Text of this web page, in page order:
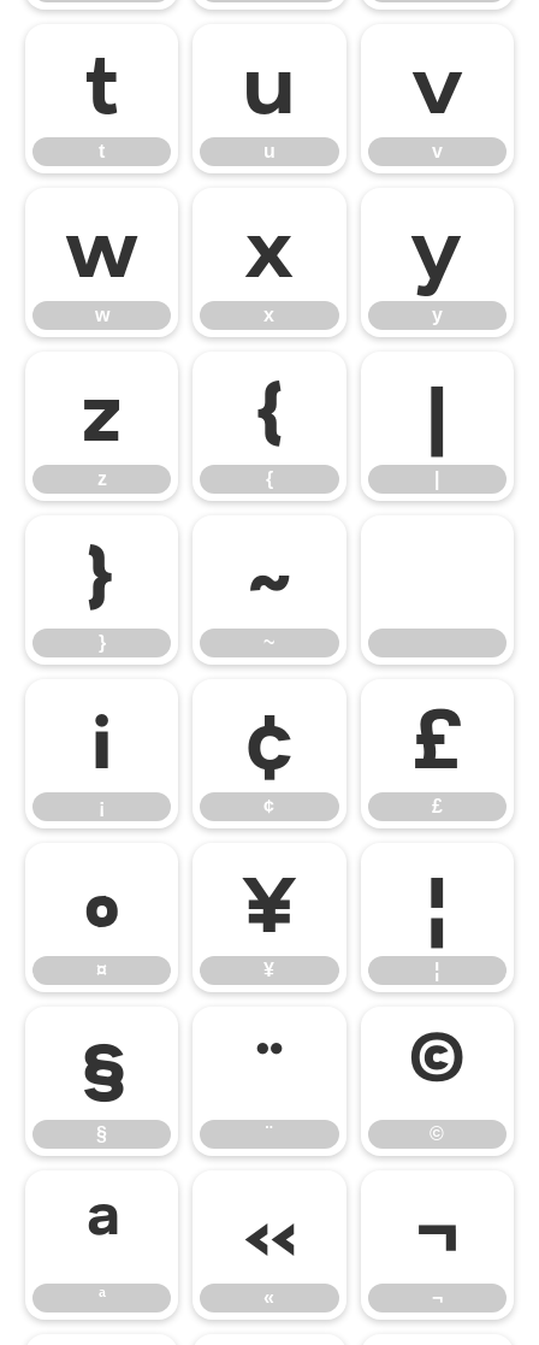
t
t
u
u
v
v
w
w
x
x
y
y
z
z
{
{
}
}
~
~
¡
¡
¢
¢
£
£
¤
¤
¥
¥
¦
¦
§
§
¨
¨
©
©
ª
ª
«
«
¬
¬